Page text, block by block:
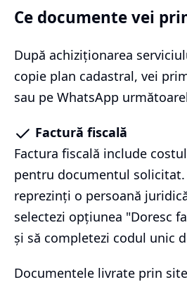
Ce documente vei
După achiziționarea
copie plan cadastral, vei
sau pe WhatsApp
Factură fiscală
Factura fiscală include
pentru documentul solicitat.
reprezinți o persoană
selectezi opțiunea "Doresc
și să completezi codul unic
Documentele livrate prin